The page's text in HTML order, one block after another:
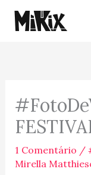
para
1 Comentário /
Mirella